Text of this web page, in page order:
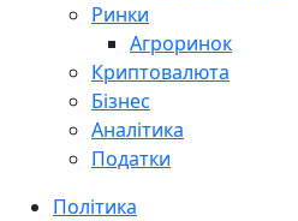
Ринки
Агроринок
Криптовалюта
Бізнес
Аналітика
Податки
Політика